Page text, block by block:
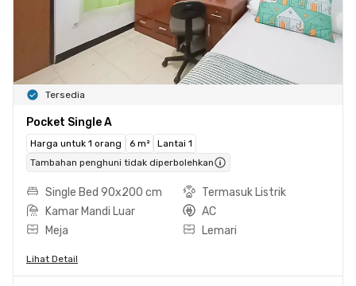
Tersedia
Pocket Single A
Harga untuk 1 orang 6 m²
Lantai 1
Tambahan penghuni tidak diperbolehkan
Single Bed 90x200 cm
Termasuk Listrik
Kamar Mandi Luar
AC
Meja
Lemari
Lihat Detail